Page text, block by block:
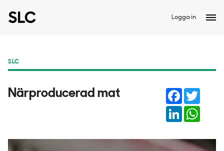
Logga in
SLC
Närproducerad mat Facebook
LinkedIn